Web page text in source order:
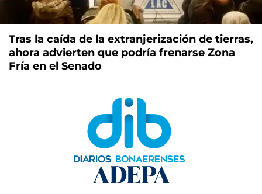
Tras la caída de la extranjerización de tierras,
ahora advierten que podría frenarse Zona
Fría en el Senado